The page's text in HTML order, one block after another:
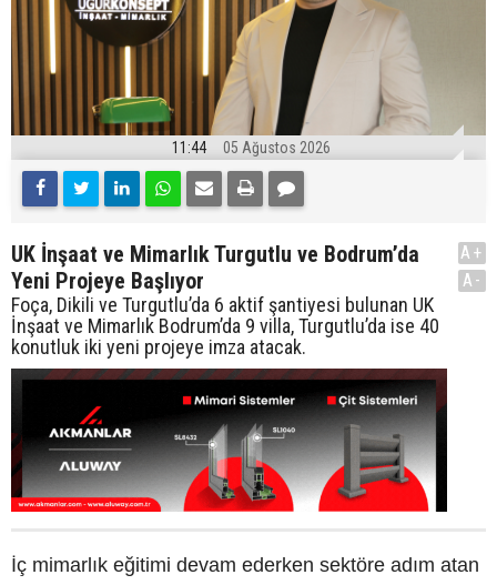
11:44 05 Ağustos 2026
UK İnşaat ve Mimarlık Turgutlu ve Bodrum’da
Yeni Projeye Başlıyor
Foça, Dikili ve Turgutlu’da 6 aktif şantiyesi bulunan UK
İnşaat ve Mimarlık Bodrum’da 9 villa, Turgutlu’da ise 40
konutluk iki yeni projeye imza atacak.
A+
A-
İç mimarlık eğitimi devam ederken sektöre adım atan